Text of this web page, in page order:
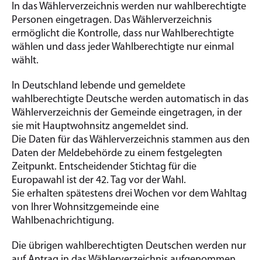
In das Wählerverzeichnis werden nur wahlberechtigte
Personen eingetragen. Das Wählerverzeichnis
ermöglicht die Kontrolle, dass nur Wahlberechtigte
wählen und dass jeder Wahlberechtigte nur einmal
wählt.
In Deutschland lebende und gemeldete
wahlberechtigte Deutsche werden automatisch in das
Wählerverzeichnis der Gemeinde eingetragen, in der
sie mit Hauptwohnsitz angemeldet sind.
Die Daten für das Wählerverzeichnis stammen aus den
Daten der Meldebehörde zu einem festgelegten
Zeitpunkt. Entscheidender Stichtag für die
Europawahl ist der 42. Tag vor der Wahl.
Sie erhalten spätestens drei Wochen vor dem Wahltag
von Ihrer Wohnsitzgemeinde eine
Wahlbenachrichtigung.
Die übrigen wahlberechtigten Deutschen werden nur